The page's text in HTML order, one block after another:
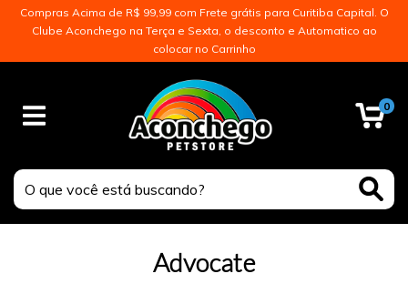
Compras Acima de R$ 99,99 com Frete grátis para Curitiba Capital. O
Clube Aconchego na Terça e Sexta, o desconto e Automatico ao
colocar no Carrinho
0
Advocate